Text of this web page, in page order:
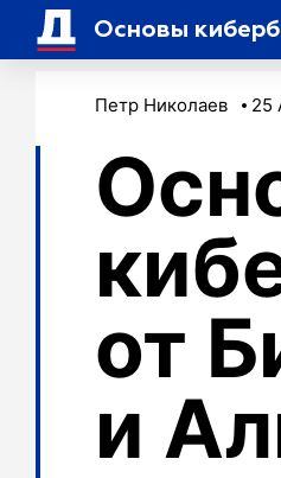
Основы
Петр Николаев 25
от
и